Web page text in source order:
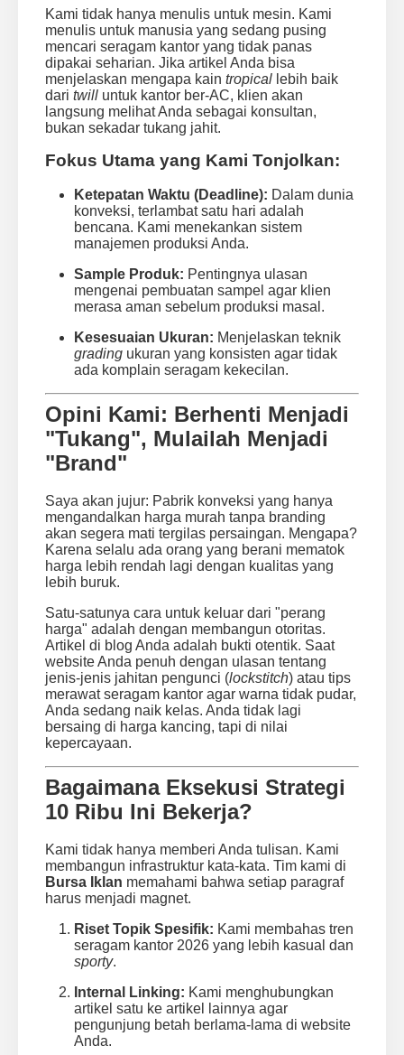
Kami tidak hanya menulis untuk mesin. Kami
menulis untuk manusia yang sedang pusing
mencari seragam kantor yang tidak panas
dipakai seharian. Jika artikel Anda bisa
menjelaskan mengapa kain tropical lebih baik
dari twill untuk kantor ber-AC, klien akan
langsung melihat Anda sebagai konsultan,
bukan sekadar tukang jahit.
Fokus Utama yang Kami Tonjolkan:
Ketepatan Waktu (Deadline): Dalam dunia
konveksi, terlambat satu hari adalah
bencana. Kami menekankan sistem
manajemen produksi Anda.
Sample Produk: Pentingnya ulasan
mengenai pembuatan sampel agar klien
merasa aman sebelum produksi masal.
Kesesuaian Ukuran: Menjelaskan teknik
grading ukuran yang konsisten agar tidak
ada komplain seragam kekecilan.
Opini Kami: Berhenti Menjadi
"Tukang", Mulailah Menjadi
"Brand"
Saya akan jujur: Pabrik konveksi yang hanya
mengandalkan harga murah tanpa branding
akan segera mati tergilas persaingan. Mengapa?
Karena selalu ada orang yang berani mematok
harga lebih rendah lagi dengan kualitas yang
lebih buruk.
Satu-satunya cara untuk keluar dari "perang
harga" adalah dengan membangun otoritas.
Artikel di blog Anda adalah bukti otentik. Saat
website Anda penuh dengan ulasan tentang
jenis-jenis jahitan pengunci (lockstitch) atau tips
merawat seragam kantor agar warna tidak pudar,
Anda sedang naik kelas. Anda tidak lagi
bersaing di harga kancing, tapi di nilai
kepercayaan.
Bagaimana Eksekusi Strategi
10 Ribu Ini Bekerja?
Kami tidak hanya memberi Anda tulisan. Kami
membangun infrastruktur kata-kata. Tim kami di
Bursa Iklan memahami bahwa setiap paragraf
harus menjadi magnet.
Riset Topik Spesifik: Kami membahas tren
seragam kantor 2026 yang lebih kasual dan
sporty.
Internal Linking: Kami menghubungkan
artikel satu ke artikel lainnya agar
pengunjung betah berlama-lama di website
Anda.